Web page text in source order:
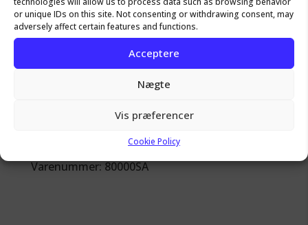
or unique IDs on this site. Not consenting or withdrawing consent, may
adversely affect certain features and functions.
Acceptere
Nægte
Vis præferencer
Cookie Policy
Base: 25,5 cm x 28,5 cm
Arbejdsflade: 11,5 cm x 43,5 cm
Pritchel hul: 1,5 cm
Huller i base til fastboltning: 1,5 cm
Varenummer: 80000SA